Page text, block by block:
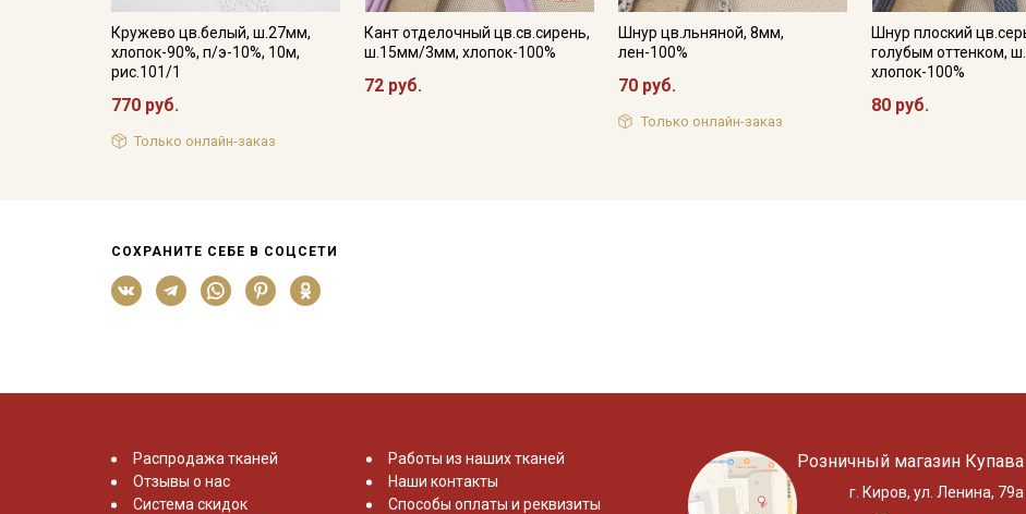
Кружево цв.белый, ш.27мм,
хлопок-90%, п/э-10%, 10м,
рис.101/1
770 руб.
Только онлайн-заказ
Кант отделочный цв.св.сирень,
ш.15мм/3мм, хлопок-100%
72 руб.
Шнур цв.льняной, 8мм,
лен-100%
70 руб.
Только онлайн-заказ
Шнур плоский
голубым оттенком,
хлопок-100%
80 руб.
СОХРАНИТЕ СЕБЕ В СОЦСЕТИ
Распродажа тканей
Отзывы о нас
Система скидок
Работы из наших тканей
Наши контакты
Способы оплаты и реквизиты
Розничный магазин Купава
г. Киров, ул. Ленина, 79а